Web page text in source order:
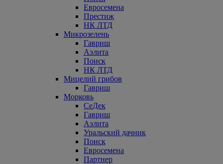
Евросемена
Престиж
НК ЛТД
Микрозелень
Гавриш
Аэлита
Поиск
НК ЛТД
Мицелий грибов
Гавриш
Морковь
СеДек
Гавриш
Аэлита
Уральский дачник
Поиск
Евросемена
Партнер